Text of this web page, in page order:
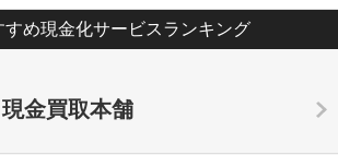
すめ現金化サービスランキング
金買取本舗